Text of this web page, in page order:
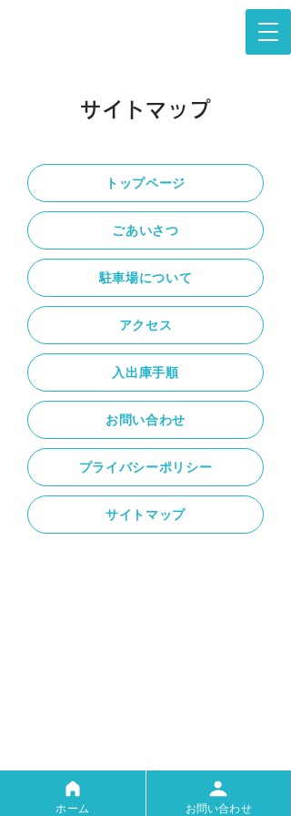
サイトマップ
トップページ
ごあいさつ
駐車場について
アクセス
入出庫手順
お問い合わせ
プライバシーポリシー
サイトマップ
岐阜県岐阜市橋本町2丁目16番地
ホーム お問い合わせ